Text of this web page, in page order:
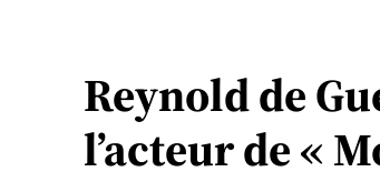
Reynold de
l’acteur de «